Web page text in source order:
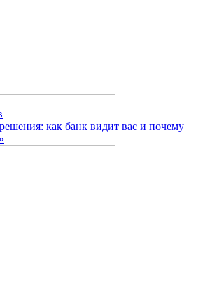
как банк видит вас и почему